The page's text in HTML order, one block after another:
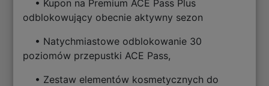
• Kupon na Premium ACE Pass Plus
odblokowujący obecnie aktywny sezon
• Natychmiastowe odblokowanie 30
poziomów przepustki ACE Pass,
• Zestaw elementów kosmetycznych do